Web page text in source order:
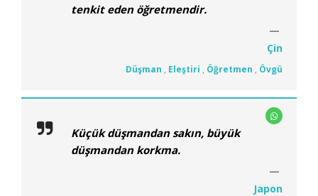
tenkit eden öğretmendir.
Çin
Düşman , Eleştiri , Öğretmen , Övgü
Küçük düşmandan sakın, büyük
düşmandan korkma.
Japon